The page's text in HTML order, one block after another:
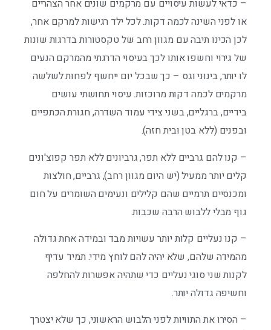
– כדאי לעשות עיסויים עם מרקמים שונים אחר הצהריים
או לפני השינה לכמה דקות. לכל ילד רגישות למרקם אחר,
לכן הכינו תיבה עם מגוון רחב של טקסטורות בדרגות שונות
של גירוי וחשפו אותו לכך בעיסוי הדרגתי מהמרקם הנעים
לו יותר, בינוני וגס – כך שבכל יום ייחשף לפחות לשלשה
מרקמים לכמה דקות מרוכזות. עיסוי תחושתי עושים
בידיים, ברגליים, בשני צידי עמוד השדרה, חגורת הכתפיים
ובפנים (ללא בטן ובית חזה).
– קנו להם גרביים ללא תפר, גרביונים ללא תפר קפוצ'ונים
קלים יותר ממעיל (יש היום מגוון רחב), גרביים, חולצות
ומכנסיים תרמיים שהם קלילים ונעימים השומרים על חום
גוף מבלי ללבוש הרבה שכבות.
– קנו נעליים קלות יותר עשויות מבד ובמידה אחת גדולה
מהמידה שלהם, שלא יהיה להם לוחץ מידי. תמיד עדיף
לקנות שני סוגי נעליים כדי שתהיה אפשרות להחלפה
וחשיפה גדולה יותר.
– הסירו את התוויות לפני הלבוש הראשוני, כך שלא יצטרך